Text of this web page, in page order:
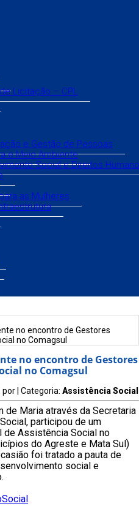
Licitação – CPL
e Gestão de Pessoas
e Meio Ambiente
Social e Direitos
as Mulheres
no encontro de Gestores
no Comagsul
no encontro de Gestores
no Comagsul
por | Categoria: Assistência Social
de Maria através da Secretaria
participou de um
de Assistência Social no
do Agreste e Mata Sul)
foi tratado a pauta de
social e